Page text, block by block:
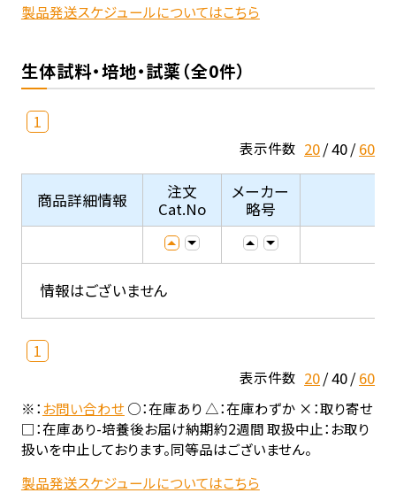
製品発送スケジュールについてはこちら
生体試料・培地・試薬（全0件）
1
表示件数 20 40 60
商品詳細情報
注文
Cat.No
メーカー
略号
情報はございません
1
表示件数 20 40 60
※：お問い合わせ○：在庫あり △：在庫わずか ×：取り寄せ
□：在庫あり-培養後お届け納期約2週間 取扱中止：お取り
扱いを中止しております。同等品はございません。
製品発送スケジュールについてはこちら